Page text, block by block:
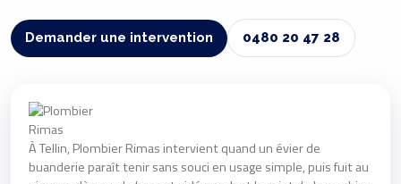
Demander une intervention 0480 20 47 28
À Tellin, Plombier Rimas intervient quand un évier de
buanderie paraît tenir sans souci en usage simple, puis fuit au